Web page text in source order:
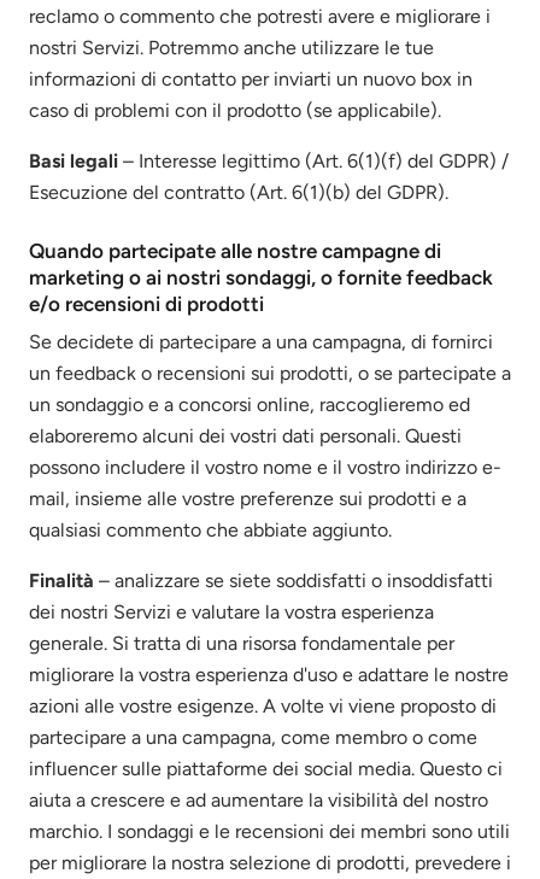
reclamo o commento che potresti avere e migliorare i
nostri Servizi. Potremmo anche utilizzare le tue
informazioni di contatto per inviarti un nuovo box in
caso di problemi con il prodotto (se applicabile).
Basi legali – Interesse legittimo (Art. 6(1)(f) del GDPR) /
Esecuzione del contratto (Art. 6(1)(b) del GDPR).
Quando partecipate alle nostre campagne di
marketing o ai nostri sondaggi, o fornite feedback
e/o recensioni di prodotti
Se decidete di partecipare a una campagna, di fornirci
un feedback o recensioni sui prodotti, o se partecipate a
un sondaggio e a concorsi online, raccoglieremo ed
elaboreremo alcuni dei vostri dati personali. Questi
possono includere il vostro nome e il vostro indirizzo e-
mail, insieme alle vostre preferenze sui prodotti e a
qualsiasi commento che abbiate aggiunto.
Finalità – analizzare se siete soddisfatti o insoddisfatti
dei nostri Servizi e valutare la vostra esperienza
generale. Si tratta di una risorsa fondamentale per
migliorare la vostra esperienza d'uso e adattare le nostre
azioni alle vostre esigenze. A volte vi viene proposto di
partecipare a una campagna, come membro o come
influencer sulle piattaforme dei social media. Questo ci
aiuta a crescere e ad aumentare la visibilità del nostro
marchio. I sondaggi e le recensioni dei membri sono utili
per migliorare la nostra selezione di prodotti, prevedere i